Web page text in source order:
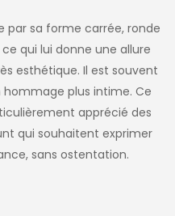
par sa forme carrée, ronde
qui lui donne une allure
esthétique. Il est souvent
plus intime. Ce
apprécié des
qui souhaitent exprimer
sans ostentation.